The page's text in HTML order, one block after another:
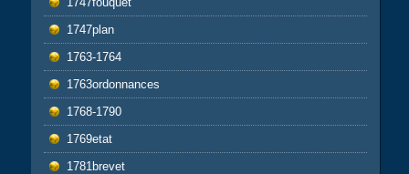
1747plan
1763-1764
1763ordonnances
1768-1790
1769etat
1781brevet